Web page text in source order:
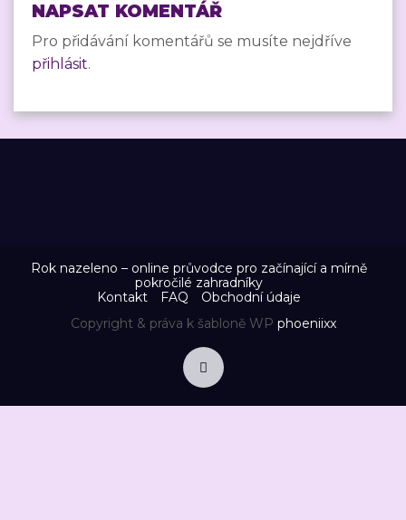
NAPSAT KOMENTÁŘ
Pro přidávání komentářů se musíte nejdříve
přihlásit.
Rok nazeleno – online průvodce pro začínající a mírně
pokročilé zahradníky
Kontakt
FAQ
Obchodní údaje
Copyright & práva k šabloně WP phoeniixx